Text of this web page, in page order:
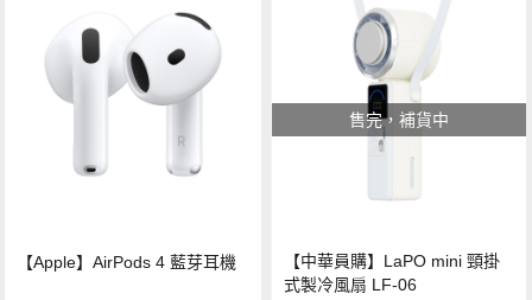
【Apple】AirPods 4 藍芽耳機
售完，補貨中
【中華員購】LaPO mini 頸掛
式製冷風扇 LF-06